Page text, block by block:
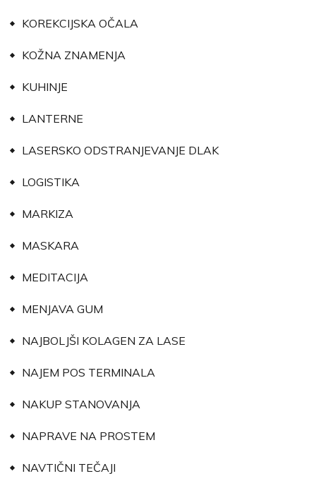
KOREKCIJSKA OČALA
KOŽNA ZNAMENJA
KUHINJE
LANTERNE
LASERSKO ODSTRANJEVANJE DLAK
LOGISTIKA
MARKIZA
MASKARA
MEDITACIJA
MENJAVA GUM
NAJBOLJŠI KOLAGEN ZA LASE
NAJEM POS TERMINALA
NAKUP STANOVANJA
NAPRAVE NA PROSTEM
NAVTIČNI TEČAJI